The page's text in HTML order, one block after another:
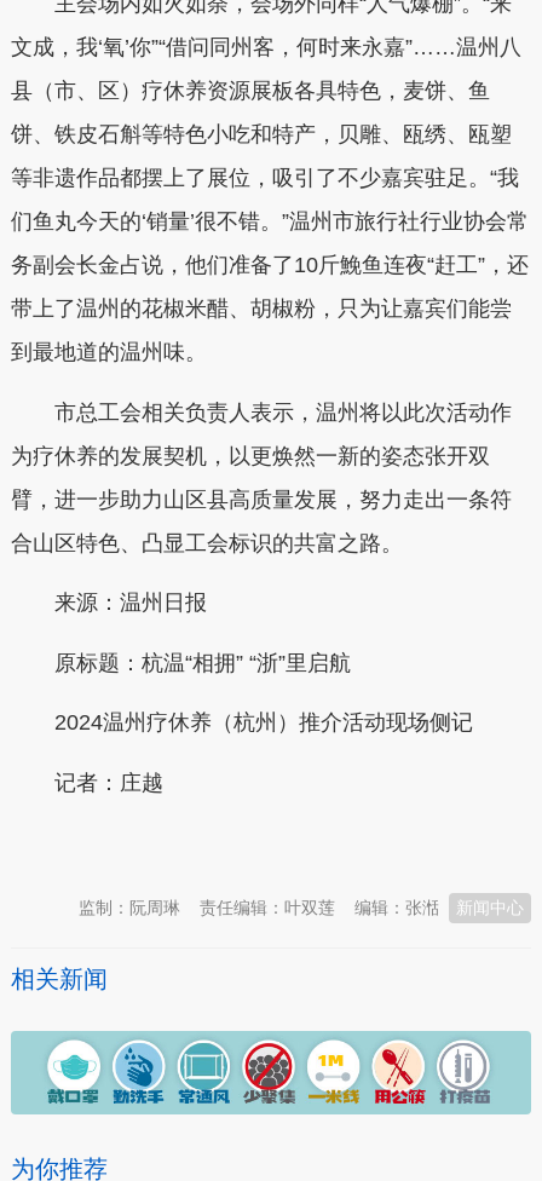
文成，我‘氧’你”“借问同州客，何时来永嘉”……温州八
县（市、区）疗休养资源展板各具特色，麦饼、鱼
饼、铁皮石斛等特色小吃和特产，贝雕、瓯绣、瓯塑
等非遗作品都摆上了展位，吸引了不少嘉宾驻足。“我
们鱼丸今天的‘销量’很不错。”温州市旅行社行业协会常
务副会长金占说，他们准备了10斤鮸鱼连夜“赶工”，还
带上了温州的花椒米醋、胡椒粉，只为让嘉宾们能尝
到最地道的温州味。
市总工会相关负责人表示，温州将以此次活动作
为疗休养的发展契机，以更焕然一新的姿态张开双
臂，进一步助力山区县高质量发展，努力走出一条符
合山区特色、凸显工会标识的共富之路。
来源：温州日报
原标题：杭温“相拥” “浙”里启航
2024温州疗休养（杭州）推介活动现场侧记
记者：庄越
新闻中心
编辑：张湉
责任编辑：叶双莲
监制：阮周琳
相关新闻
为你推荐